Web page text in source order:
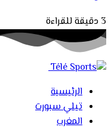
3 دقيقة للقراءة
الرئيسية
تيلي سبورت
المغرب